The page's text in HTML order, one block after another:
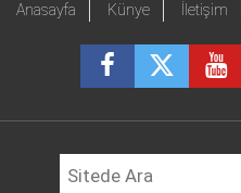
Anasayfa Künye İletişim